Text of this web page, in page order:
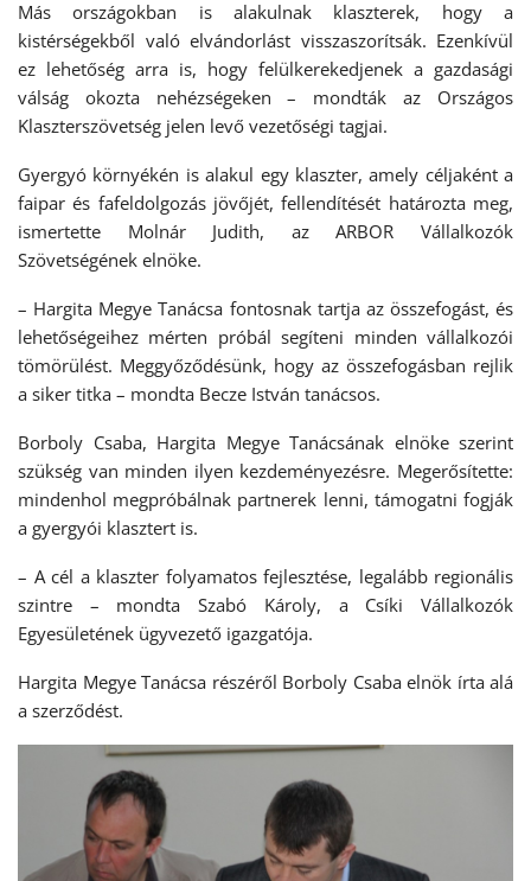
Más országokban is alakulnak klaszterek, hogy a
kistérségekből való elvándorlást visszaszorítsák. Ezenkívül
ez lehetőség arra is, hogy felülkerekedjenek a gazdasági
válság okozta nehézségeken – mondták az Országos
Klaszterszövetség jelen levő vezetőségi tagjai.
Gyergyó környékén is alakul egy klaszter, amely céljaként a
faipar és fafeldolgozás jövőjét, fellendítését határozta meg,
ismertette Molnár Judith, az ARBOR Vállalkozók
Szövetségének elnöke.
– Hargita Megye Tanácsa fontosnak tartja az összefogást, és
lehetőségeihez mérten próbál segíteni minden vállalkozói
tömörülést. Meggyőződésünk, hogy az összefogásban rejlik
a siker titka – mondta Becze István tanácsos.
Borboly Csaba, Hargita Megye Tanácsának elnöke szerint
szükség van minden ilyen kezdeményezésre. Megerősítette:
mindenhol megpróbálnak partnerek lenni, támogatni fogják
a gyergyói klasztert is.
– A cél a klaszter folyamatos fejlesztése, legalább regionális
szintre – mondta Szabó Károly, a Csíki Vállalkozók
Egyesületének ügyvezető igazgatója.
Hargita Megye Tanácsa részéről Borboly Csaba elnök írta alá
a szerződést.